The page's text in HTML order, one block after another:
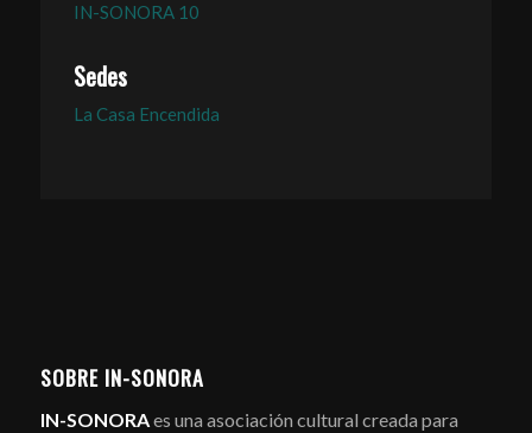
IN-SONORA 10
Sedes
La Casa Encendida
SOBRE IN-SONORA
IN-SONORAes una asociación cultural creada para